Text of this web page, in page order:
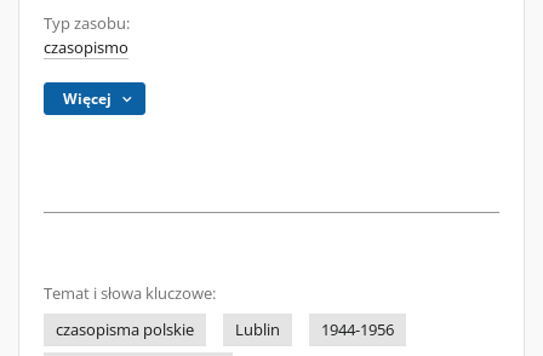
Typ zasobu:
czasopismo
Więcej
Temat i słowa kluczowe:
czasopisma polskie
Lublin
1944-1956